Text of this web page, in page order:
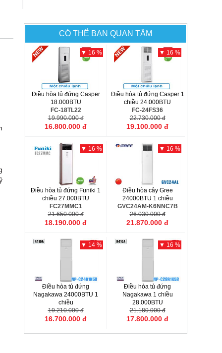
CÓ THỂ BẠN QUAN TÂM
▼ 16 %
Điều hòa tủ đứng Casper
18.000BTU
FC-18TL22
19.990.000 đ
16.800.000 đ
▼ 16 %
Điều hòa tủ đứng Casper 1
chiều 24.000BTU
FC-24FS36
22.730.000 đ
19.100.000 đ
▼ 16 %
Điều hòa tủ đứng Funiki 1
chiều 27.000BTU
FC27MMC1
21.650.000 đ
18.190.000 đ
▼ 16 %
Điều hòa cây Gree
24000BTU 1 chiều
GVC24AM-K6NNC7B
26.030.000 đ
21.870.000 đ
▼ 14 %
Điều hòa tủ đứng
Nagakawa 24000BTU 1
chiều
NP-C24R1K58
19.210.000 đ
16.700.000 đ
▼ 16 %
Điều hòa tủ đứng
Nagakawa 1 chiều
28.000BTU
NP-C28R1K58
21.180.000 đ
17.800.000 đ